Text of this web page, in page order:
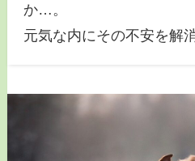
か…。
元気な内にその不安を解